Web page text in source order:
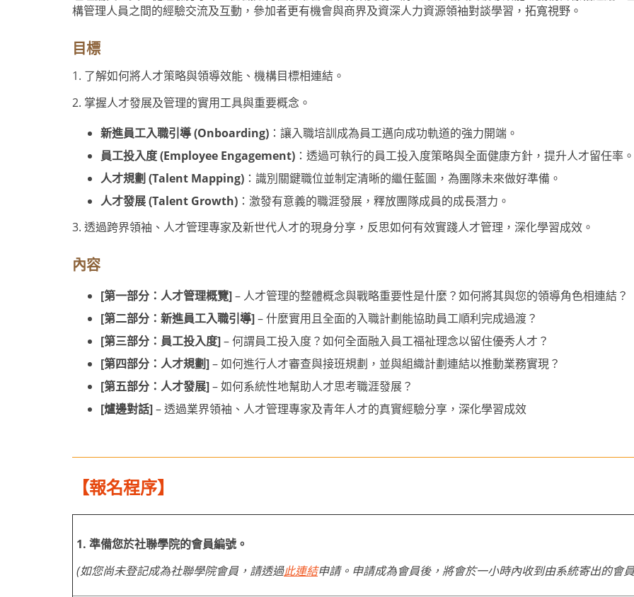
構管理人員之間的經驗交流及互動，參加者更有機會與商界及資深人力資源領袖對談學習，拓寬視野。
目標
1. 了解如何將人才策略與領導效能、機構目標相連結。
2. 掌握人才發展及管理的實用工具與重要概念。
新進員工入職引導 (Onboarding) ：讓入職培訓成為員工邁向成功軌道的強力開端。
員工投入度 (Employee Engagement) ：透過可執行的員工投入度策略與全面健康方針，提升人才留任率。
人才規劃 (Talent Mapping) ：識別關鍵職位並制定清晰的繼任藍圖，為團隊未來做好準備。
人才發展 (Talent Growth) ：激發有意義的職涯發展，釋放團隊成員的成長潛力。
3. 透過跨界領袖、人才管理專家及新世代人才的現身分享，反思如何有效實踐人才管理，深化學習成效。
內容
[第一部分：人才管理概覽]– 人才管理的整體概念與戰略重要性是什麼？如何將其與您的領導角色相連結？
[第二部分：新進員工入職引導]– 什麼實用且全面的入職計劃能協助員工順利完成過渡？
[第三部分：員工投入度]– 何謂員工投入度？如何全面融入員工福祉理念以留住優秀人才？
[第四部分：人才規劃]– 如何進行人才審查與接班規劃，並與組織計劃連結以推動業務實現？
[第五部分：人才發展]– 如何系統性地幫助人才思考職涯發展？
[爐邊對話]– 透過業界領袖、人才管理專家及青年人才的真實經驗分享，深化學習成效
【報名程序】
1. 準備您於社聯學院的會員編號。
(如您尚未登記成為社聯學院會員，請透過此連結申請。申請成為會員後，將會於一小時內收到由系統寄出的會